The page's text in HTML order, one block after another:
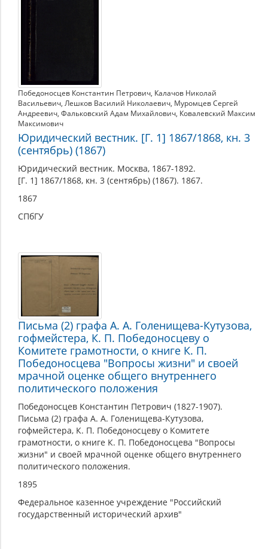
Победоносцев Константин Петрович, Калачов Николай
Васильевич, Лешков Василий Николаевич, Муромцев Сергей
Андреевич, Фальковский Адам Михайлович, Ковалевский Максим
Максимович
Юридический вестник. [Г. 1] 1867/1868, кн. 3
(сентябрь) (1867)
Юридический вестник. Москва, 1867-1892.
[Г. 1] 1867/1868, кн. 3 (сентябрь) (1867). 1867.
1867
СПбГУ
Письма (2) графа А. А. Голенищева-Кутузова,
гофмейстера, К. П. Победоносцеву о
Комитете грамотности, о книге К. П.
Победоносцева "Вопросы жизни" и своей
мрачной оценке общего внутреннего
политического положения
Победоносцев Константин Петрович (1827-1907).
Письма (2) графа А. А. Голенищева-Кутузова,
гофмейстера, К. П. Победоносцеву о Комитете
грамотности, о книге К. П. Победоносцева "Вопросы
жизни" и своей мрачной оценке общего внутреннего
политического положения.
1895
Федеральное казенное учреждение "Российский
государственный исторический архив"